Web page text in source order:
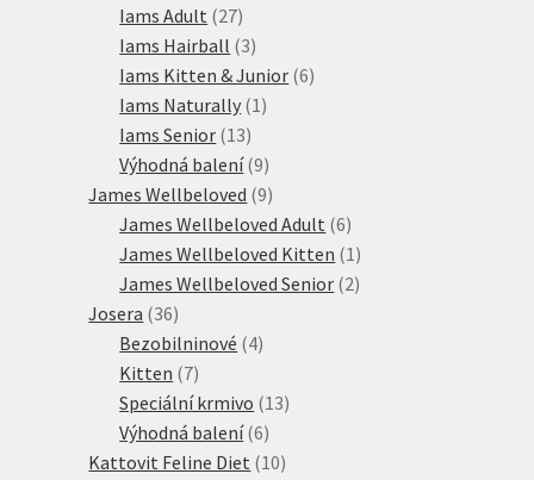
produktů
Iams Adult 2727
produktů
Iams Hairball 33
produkty
Iams Kitten & Junior 66
Iams Naturally 1 1
Iams Senior 1313
produktů
Výhodná balení 99
produktů
James Wellbeloved 99
produktů
James Wellbeloved Adult 66
produktů
James Wellbeloved Kitten 1 1
produkt
James Wellbeloved Senior 22
Josera 3636
produktů
Bezobilninové 44
Kitten 77
produktů
Speciální krmivo 1313
Výhodná balení 66
produktů
Kattovit Feline Diet 1010